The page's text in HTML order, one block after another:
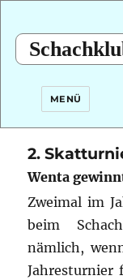
MENÜ
2.
Wenta
Zweimal im
beim
nämlich,
Jahresturnier